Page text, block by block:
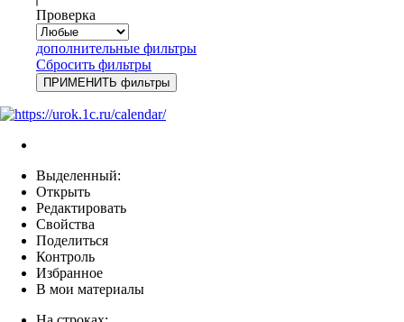
Проверка
дополнительные фильтры
Сбросить фильтры
Выделенный:
Открыть
Редактировать
Свойства
Поделиться
Контроль
Избранное
В мои материалы